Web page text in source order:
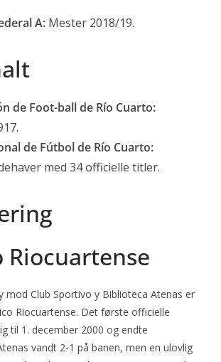
A: Mester 2018/19.
de Foot-ball de Río Cuarto:
de Fútbol de Río Cuarto:
med 34 officielle titler.
Riocuartense
mod Club Sportivo y Biblioteca Atenas er
Riocuartense. Det første officielle
til 1. december 2000 og endte
vandt 2-1 på banen, men en ulovlig